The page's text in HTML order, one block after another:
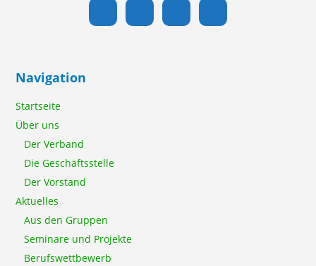
Navigation
Startseite
Über uns
Der Verband
Die Geschäftsstelle
Der Vorstand
Aktuelles
Aus den Gruppen
Seminare und Projekte
Berufswettbewerb